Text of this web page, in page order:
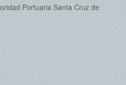
Portuaria Santa Cruz de